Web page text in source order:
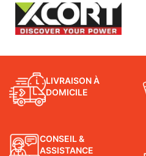
LIVRAISON À
DOMICILE
CONSEIL &
ASSISTANCE